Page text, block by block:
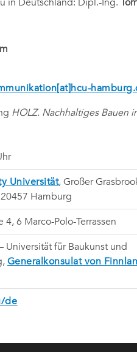
HOLZ. Nachhaltiges Bauen
Universität, Großer
Hamburg
4, 6 Marco-Polo-Terrassen
Universität für Baukunst und
Generalkonsulat von
de